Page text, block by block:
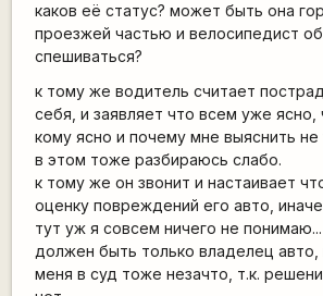
каков её статус? может быть она
проезжей частью и велосипедист
спешиваться?
к тому же водитель считает
себя, и заявляет что всем уже ясно,
кому ясно и почему мне выяснить не
в этом тоже разбираюсь слабо.
к тому же он звонит и настаивает
оценку повреждений его авто,
тут уж я совсем ничего не
должен быть только владелец авто,
меня в суд тоже незачто, т.к.